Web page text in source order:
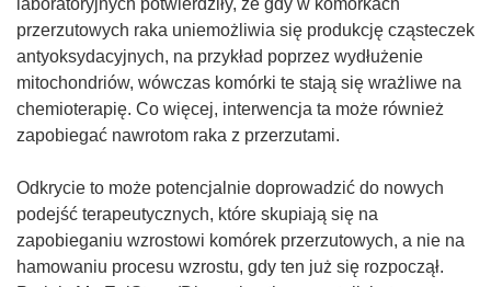
przerzutowych raka uniemożliwia się produkcję cząsteczek
antyoksydacyjnych, na przykład poprzez wydłużenie
mitochondriów, wówczas komórki te stają się wrażliwe na
chemioterapię. Co więcej, interwencja ta może również
zapobiegać nawrotom raka z przerzutami.
Odkrycie to może potencjalnie doprowadzić do nowych
podejść terapeutycznych, które skupiają się na
zapobieganiu wzrostowi komórek przerzutowych, a nie na
hamowaniu procesu wzrostu, gdy ten już się rozpoczął.